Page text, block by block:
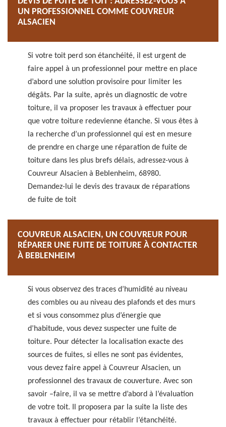
UN PROFESSIONNEL COMME COUVREUR
ALSACIEN
Si votre toit perd son étanchéité, il est urgent de
faire appel à un professionnel pour mettre en place
d’abord une solution provisoire pour limiter les
dégâts. Par la suite, après un diagnostic de votre
toiture, il va proposer les travaux à effectuer pour
que votre toiture redevienne étanche. Si vous êtes à
la recherche d’un professionnel qui est en mesure
de prendre en charge une réparation de fuite de
toiture dans les plus brefs délais, adressez-vous à
Couvreur Alsacien à Beblenheim, 68980.
Demandez-lui le devis des travaux de réparations
de fuite de toit
COUVREUR ALSACIEN, UN COUVREUR POUR
RÉPARER UNE FUITE DE TOITURE À CONTACTER
À BEBLENHEIM
Si vous observez des traces d’humidité au niveau
des combles ou au niveau des plafonds et des murs
et si vous consommez plus d’énergie que
d’habitude, vous devez suspecter une fuite de
toiture. Pour détecter la localisation exacte des
sources de fuites, si elles ne sont pas évidentes,
vous devez faire appel à Couvreur Alsacien, un
professionnel des travaux de couverture. Avec son
savoir –faire, il va se mettre d’abord à l’évaluation
de votre toit. Il proposera par la suite la liste des
travaux à effectuer pour rétablir l’étanchéité.